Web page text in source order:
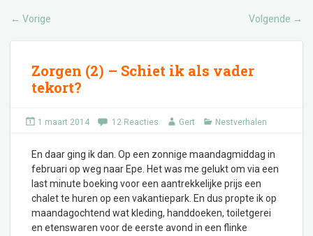
← Vorige Volgende →
Zorgen (2) – Schiet ik als vader
tekort?
1 maart 2014 12 Reacties Gert Nestverhalen
En daar ging ik dan. Op een zonnige maandagmiddag in
februari op weg naar Epe. Het was me gelukt om via een
last minute boeking voor een aantrekkelijke prijs een
chalet te huren op een vakantiepark. En dus propte ik op
maandagochtend wat kleding, handdoeken, toiletgerei
en etenswaren voor de eerste avond in een flinke